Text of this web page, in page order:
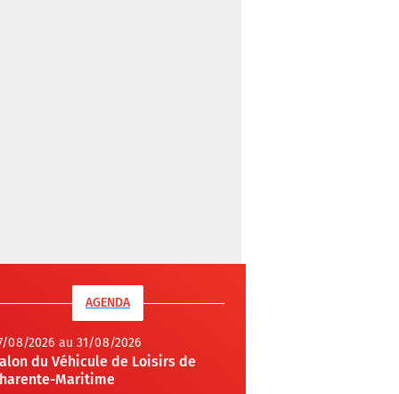
AGENDA
08/2026 au 31/08/2026
du Véhicule de Loisirs de
Maritime